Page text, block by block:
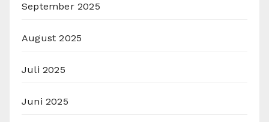
September 2025
August 2025
Juli 2025
Juni 2025